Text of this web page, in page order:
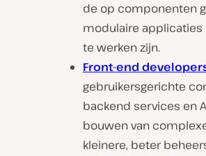
de op componenten
modulaire applicaties
te werken zijn.
Front-end
gebruikersgerichte
backend services en
bouwen van
kleinere, beter